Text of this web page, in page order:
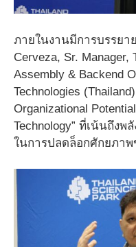
ภายในงานมีการบรรยา
Cerveza, Sr. Manager,
Assembly & Backend
Technologies
Organizational
Technology” ที่เน้นถึง
ในการปลดล็อกศักยภาพ